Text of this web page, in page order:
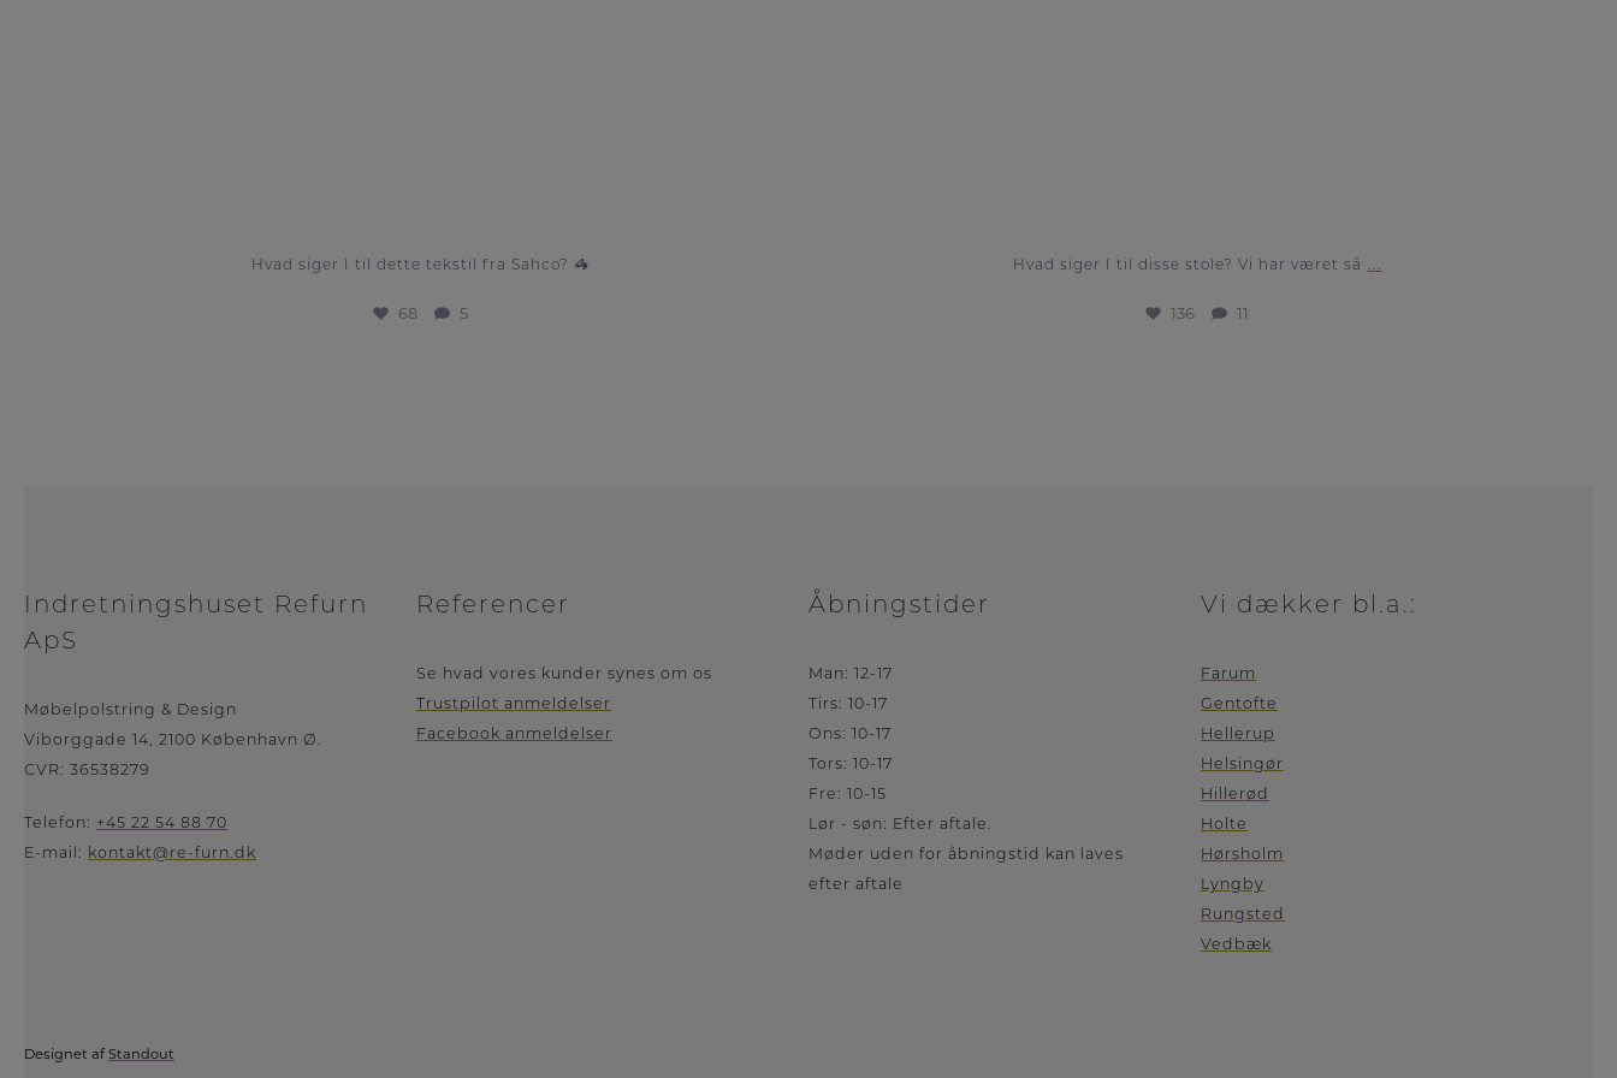
Hvad siger I til dette tekstil fra Sahco? 🦓
68 5
Hvad siger I til disse stole? Vi har været så ...
136 11
Indretningshuset Refurn
ApS
Møbelpolstring & Design
Viborggade 14, 2100 København Ø.
CVR: 36538279
Telefon: +45 22 54 88 70
E-mail: kontakt@re-furn.dk
Referencer
Se hvad vores kunder synes om os
Trustpilot anmeldelser
Facebook anmeldelser
Åbningstider
Man: 12-17
Tirs: 10-17
Ons: 10-17
Tors: 10-17
Fre: 10-15
Lør - søn: Efter aftale.
Møder uden for åbningstid kan laves
efter aftale
Vi dækker bl.a.:
Farum
Gentofte
Hellerup
Helsingør
Hillerød
Holte
Hørsholm
Lyngby
Rungsted
Vedbæk
Designet af Standout